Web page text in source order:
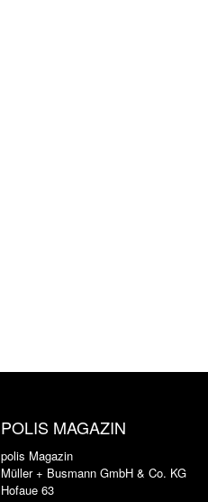
POLIS MAGAZIN
polis Magazin
Müller + Busmann GmbH & Co. KG
Hofaue 63